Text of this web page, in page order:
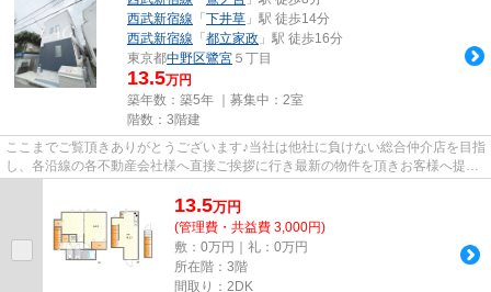
西武新宿線 「 下井草 」駅 徒歩14分
西武新宿線 「 都立家政 」駅 徒歩16分
東京都中野区鷺宮 ５丁目
13.5万円
築年数：築5年 ｜募集中： 2室
階数：3階建
ここまでご覧頂きありがとうございます♪当社は他社に負けない総合仲介店を目指
し、各沿線の各不動産会社様へ直接ご挨拶に行き最新の物件を頂きお客様へ提供
13.5万円
(管理費・共益費 3,000円)
敷：0万円｜礼：0万円
所在階：3階
間取り：2DK